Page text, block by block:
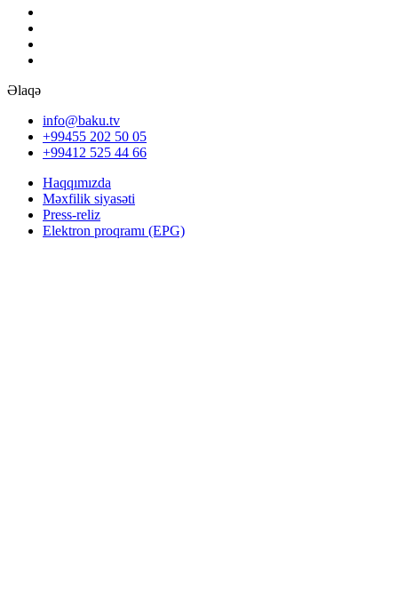
Əlaqə
info@baku.tv
+99455 202 50 05
+99412 525 44 66
Haqqımızda
Məxfilik siyasəti
Press-reliz
Elektron proqramı (EPG)